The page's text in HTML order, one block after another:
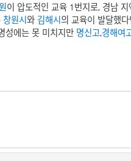
이 압도적인 교육 1번지로, 경남 지
창원시와 김해시의 교육이 발달했
성에는 못 미치지만 명신고,경해여